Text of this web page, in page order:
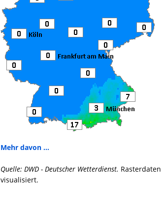
Mehr davon ...
Quelle: DWD - Deutscher Wetterdienst. Rasterdaten
visualisiert.